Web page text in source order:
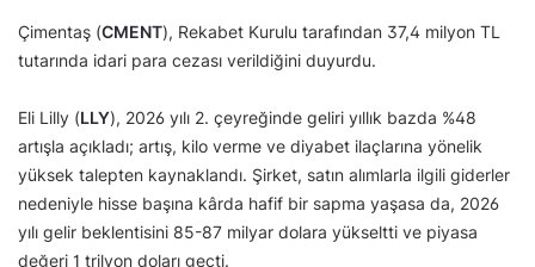
Çimentaş (CMENT), Rekabet Kurulu tarafından 37,4 milyon TL
tutarında idari para cezası verildiğini duyurdu.
Eli Lilly (LLY), 2026 yılı 2. çeyreğinde geliri yıllık bazda %48
artışla açıkladı; artış, kilo verme ve diyabet ilaçlarına yönelik
yüksek talepten kaynaklandı. Şirket, satın alımlarla ilgili giderler
nedeniyle hisse başına kârda hafif bir sapma yaşasa da, 2026
yılı gelir beklentisini 85-87 milyar dolara yükseltti ve piyasa
değeri 1 trilyon doları geçti.